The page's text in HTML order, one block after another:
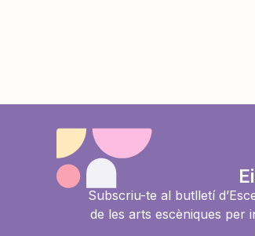
Subscriu-te al butlletí
de les arts escèniques per